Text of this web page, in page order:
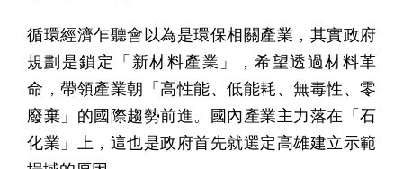
循環經濟乍聽會以為是環保相關產業，其實政府
規劃是鎖定「新材料產業」，希望透過材料革
命，帶領產業朝「高性能、低能耗、無毒性、零
廢棄」的國際趨勢前進。國內產業主力落在「石
化業」上，這也是政府首先就選定高雄建立示範